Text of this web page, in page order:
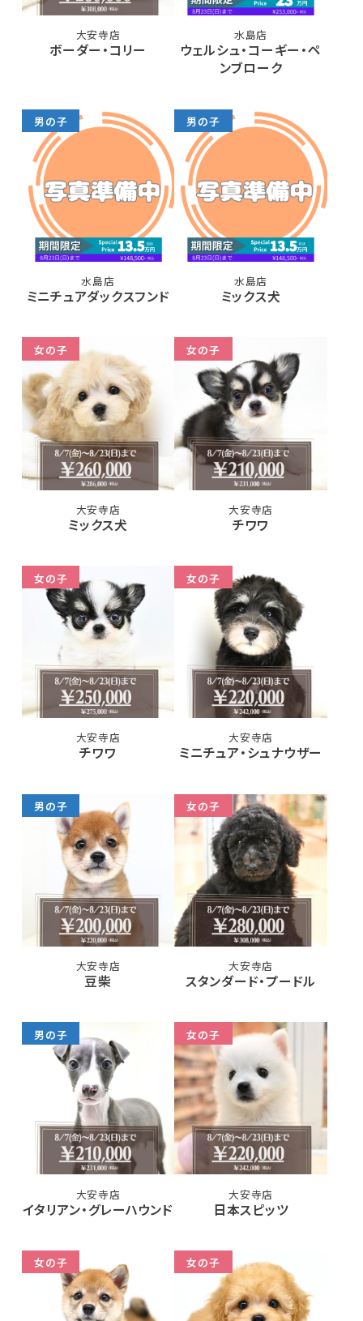
大安寺店
ボーダー・コリー
水島店
ウェルシュ・コーギー・ペ
ンブローク
男の子
水島店
ミニチュアダックスフンド
男の子
水島店
ミックス犬
女の子
大安寺店
ミックス犬
女の子
大安寺店
チワワ
女の子
大安寺店
チワワ
女の子
大安寺店
ミニチュア・シュナウザー
男の子
大安寺店
豆柴
女の子
大安寺店
スタンダード・プードル
男の子
大安寺店
イタリアン・グレーハウンド
女の子
大安寺店
日本スピッツ
女の子 女の子